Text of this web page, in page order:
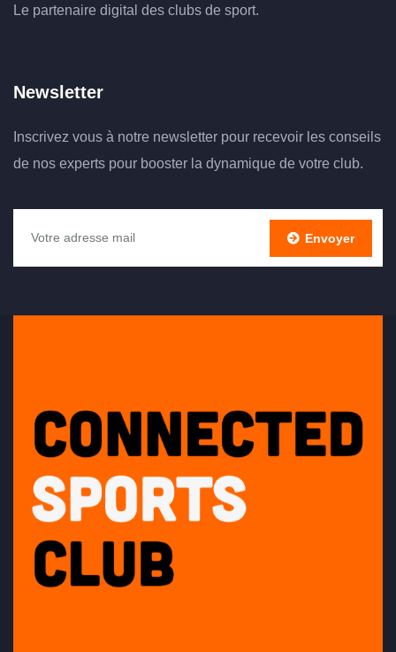
Le partenaire digital des clubs de sport.
Newsletter
Inscrivez vous à notre newsletter pour recevoir les conseils
de nos experts pour booster la dynamique de votre club.